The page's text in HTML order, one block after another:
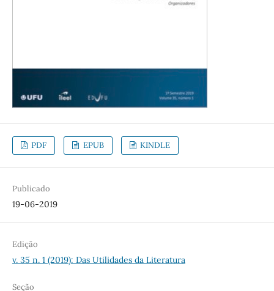
PDF EPUB KINDLE
Publicado
19-06-2019
Edição
v. 35 n. 1 (2019): Das Utilidades da Literatura
Seção